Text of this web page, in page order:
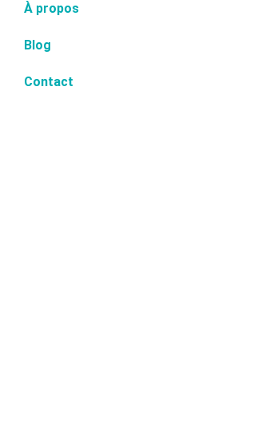
À propos
Blog
Contact